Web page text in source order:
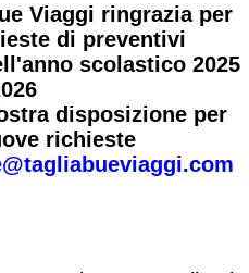
Viaggi ringrazia per
di preventivi
scolastico 2025
disposizione per
richieste